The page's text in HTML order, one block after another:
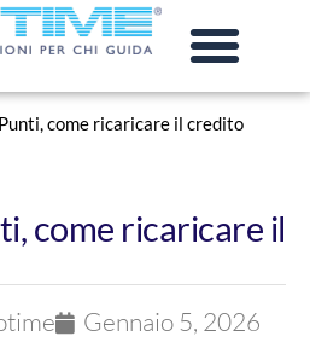
come ricaricare il credito
come ricaricare il
Gennaio 5, 2026